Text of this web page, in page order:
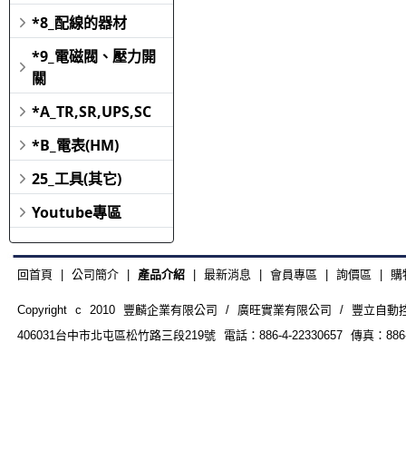
*8_配線的器材
*9_電磁閥、壓力開
關
*A_TR,SR,UPS,SC
*B_電表(HM)
25_工具(其它)
Youtube專區
回首頁 公司簡介| 產品介紹| 最新消息 會員專區 詢價區 購
Copyright c 2010 豐麟企業有限公司 / 廣旺實業有限公司 / 豐立自動
406031台中市北屯區松竹路三段219號 電話：886-4-22330657 傳真：